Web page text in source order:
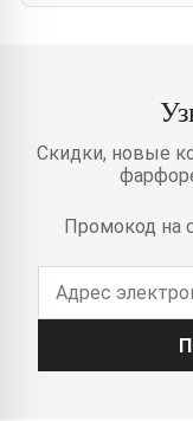
Скидки, новые
Промокод на